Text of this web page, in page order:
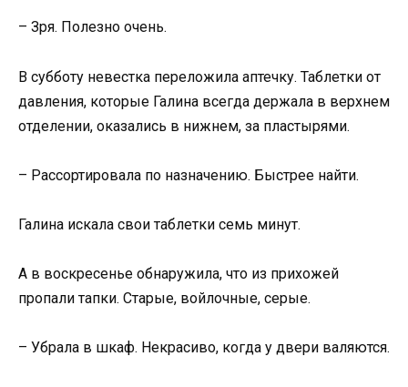
– Зря. Полезно очень.
В субботу невестка переложила аптечку. Таблетки от
давления, которые Галина всегда держала в верхнем
отделении, оказались в нижнем, за пластырями.
– Рассортировала по назначению. Быстрее найти.
Галина искала свои таблетки семь минут.
А в воскресенье обнаружила, что из прихожей
пропали тапки. Старые, войлочные, серые.
– Убрала в шкаф. Некрасиво, когда у двери валяются.